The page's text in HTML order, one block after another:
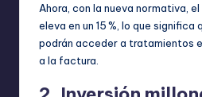
Ahora, con la nueva normativa,
eleva en un 15 %, lo que
podrán acceder a tratamientos
a la factura.